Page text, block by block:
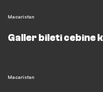
Macaristan
Galler bileti cebine
Macaristan